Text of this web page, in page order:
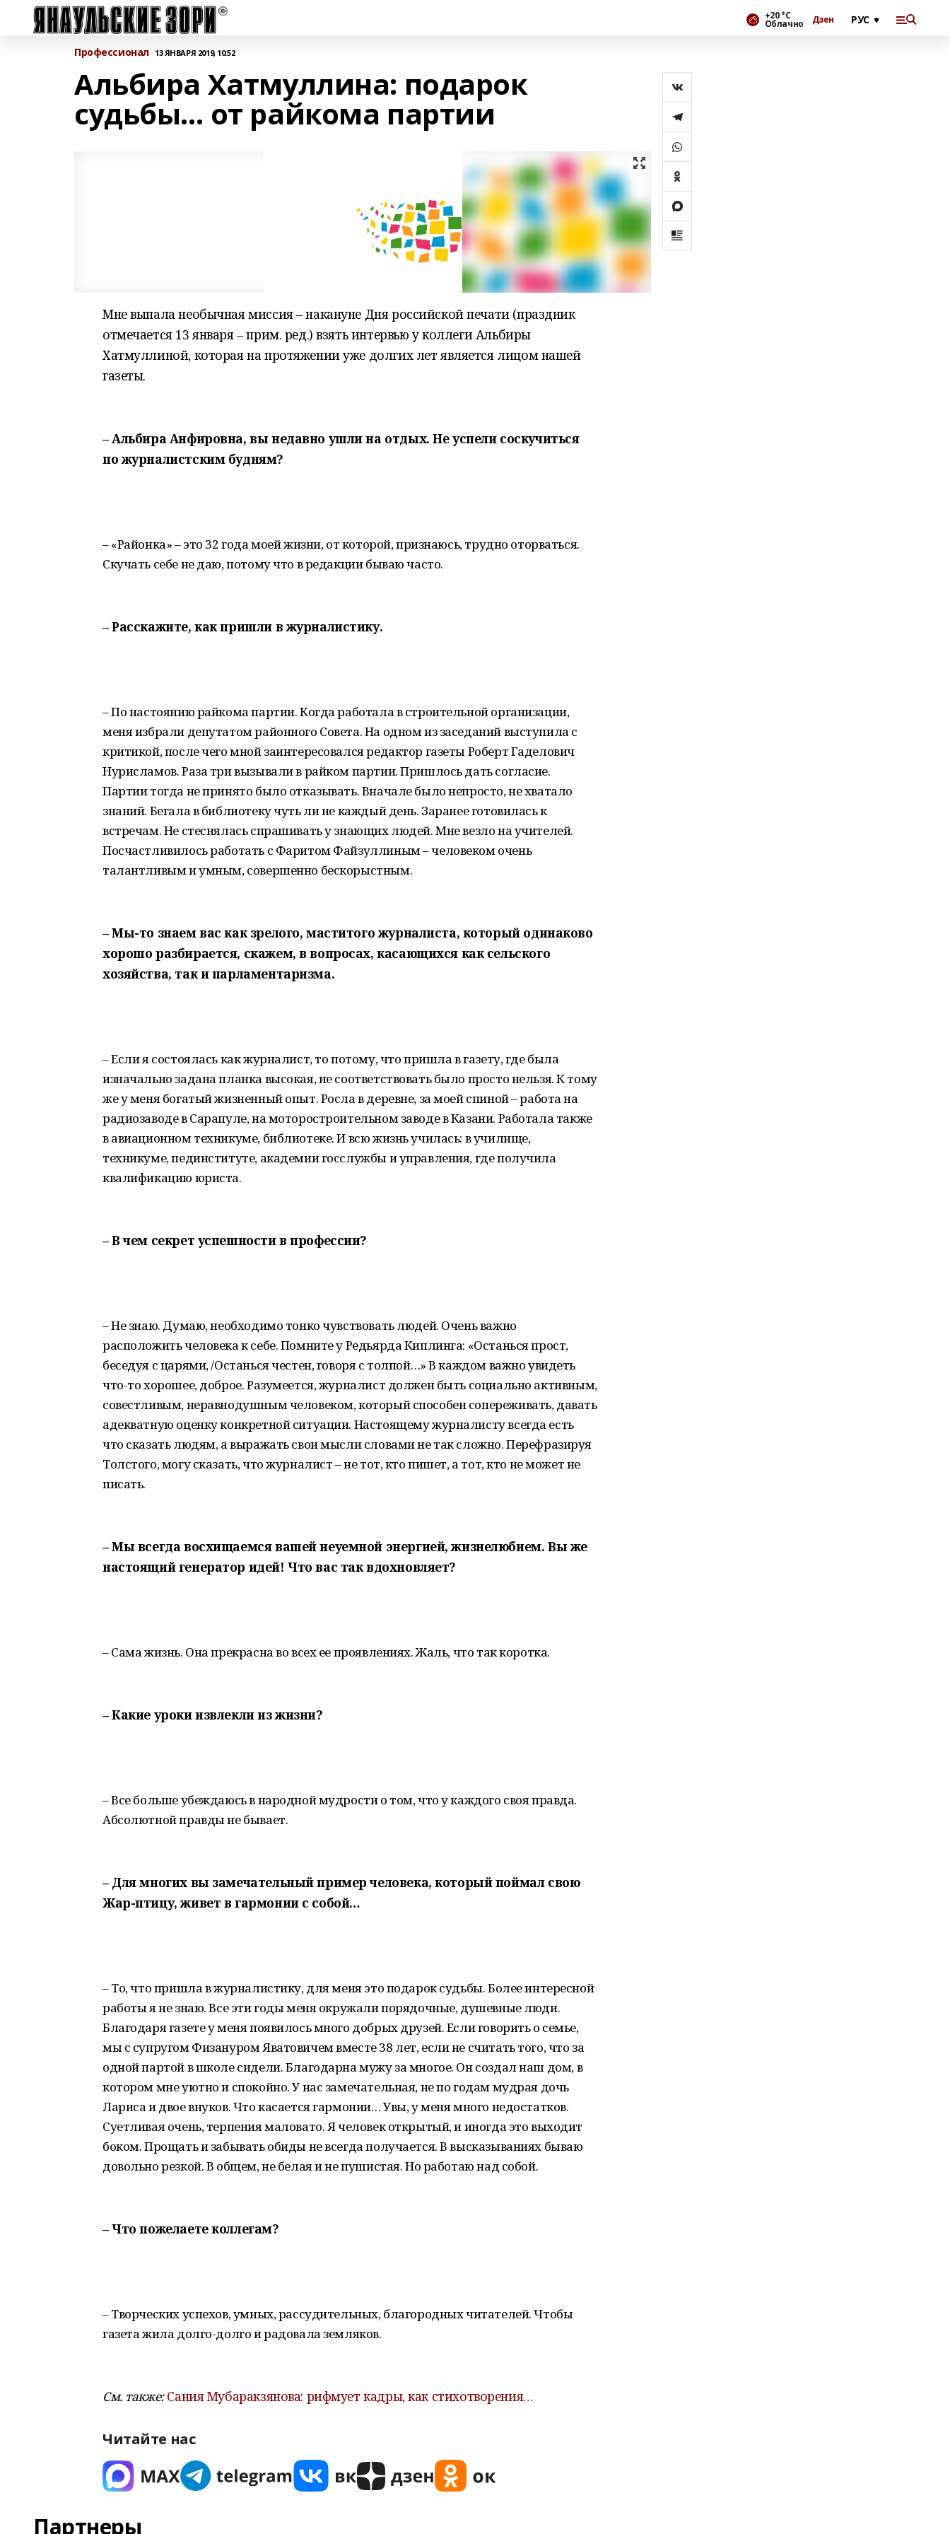
+20 °С
Облачно Дзен
Профессионал 13 ЯНВАРЯ 2019, 10:52
Альбира Хатмуллина: подарок
судьбы… от райкома партии
Мне выпала необычная миссия – накануне Дня российской печати (праздник
отмечается 13 января – прим. ред.) взять интервью у коллеги Альбиры
Хатмуллиной, которая на протяжении уже долгих лет является лицом нашей
газеты.
– Альбира Анфировна, вы недавно ушли на отдых. Не успели соскучиться
по журналистским будням?
– «Районка» – это 32 года моей жизни, от которой, признаюсь, трудно оторваться.
Скучать себе не даю, потому что в редакции бываю часто.
– Расскажите, как пришли в журналистику.
– По настоянию райкома партии. Когда работала в строительной организации,
меня избрали депутатом районного Совета. На одном из заседаний выступила с
критикой, после чего мной заинтересовался редактор газеты Роберт Гаделович
Нурисламов. Раза три вызывали в райком партии. Пришлось дать согласие.
Партии тогда не принято было отказывать. Вначале было непросто, не хватало
знаний. Бегала в библиотеку чуть ли не каждый день. Заранее готовилась к
встречам. Не стеснялась спрашивать у знающих людей. Мне везло на учителей.
Посчастливилось работать с Фаритом Файзуллиным – человеком очень
талантливым и умным, совершенно бескорыстным.
– Мы-то знаем вас как зрелого, маститого журналиста, который одинаково
хорошо разбирается, скажем, в вопросах, касающихся как сельского
хозяйства, так и парламентаризма.
– Если я состоялась как журналист, то потому, что пришла в газету, где была
изначально задана планка высокая, не соответствовать было просто нельзя. К тому
же у меня богатый жизненный опыт. Росла в деревне, за моей спиной – работа на
радиозаводе в Сарапуле, на моторостроительном заводе в Казани. Работала также
в авиационном техникуме, библиотеке. И всю жизнь училась: в училище,
техникуме, пединституте, академии госслужбы и управления, где получила
квалификацию юриста.
– В чем секрет успешности в профессии?
– Не знаю. Думаю, необходимо тонко чувствовать людей. Очень важно
расположить человека к себе. Помните у Редьярда Киплинга: «Останься прост,
беседуя с царями, /Останься честен, говоря с толпой…» В каждом важно увидеть
что-то хорошее, доброе. Разумеется, журналист должен быть социально активным,
совестливым, неравнодушным человеком, который способен сопереживать, давать
адекватную оценку конкретной ситуации. Настоящему журналисту всегда есть
что сказать людям, а выражать свои мысли словами не так сложно. Перефразируя
Толстого, могу сказать, что журналист – не тот, кто пишет, а тот, кто не может не
писать.
– Мы всегда восхищаемся вашей неуемной энергией, жизнелюбием. Вы же
настоящий генератор идей! Что вас так вдохновляет?
– Сама жизнь. Она прекрасна во всех ее проявлениях. Жаль, что так коротка.
– Какие уроки извлекли из жизни?
– Все больше убеждаюсь в народной мудрости о том, что у каждого своя правда.
Абсолютной правды не бывает.
– Для многих вы замечательный пример человека, который поймал свою
Жар-птицу, живет в гармонии с собой…
– То, что пришла в журналистику, для меня это подарок судьбы. Более интересной
работы я не знаю. Все эти годы меня окружали порядочные, душевные люди.
Благодаря газете у меня появилось много добрых друзей. Если говорить о семье,
мы с супругом Физануром Яватовичем вместе 38 лет, если не считать того, что за
одной партой в школе сидели. Благодарна мужу за многое. Он создал наш дом, в
котором мне уютно и спокойно. У нас замечательная, не по годам мудрая дочь
Лариса и двое внуков. Что касается гармонии… Увы, у меня много недостатков.
Суетливая очень, терпения маловато. Я человек открытый, и иногда это выходит
боком. Прощать и забывать обиды не всегда получается. В высказываниях бываю
довольно резкой. В общем, не белая и не пушистая. Но работаю над собой.
– Что пожелаете коллегам?
– Творческих успехов, умных, рассудительных, благородных читателей. Чтобы
газета жила долго-долго и радовала земляков.
См. также: Сания Мубаракзянова: рифмует кадры, как стихотворения…
Читайте нас
Партнеры